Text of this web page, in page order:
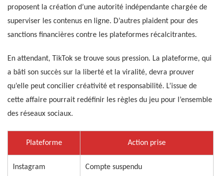
proposent la création d’une autorité indépendante chargée de
superviser les contenus en ligne. D’autres plaident pour des
sanctions financières contre les plateformes récalcitrantes.
En attendant, TikTok se trouve sous pression. La plateforme, qui
a bâti son succès sur la liberté et la viralité, devra prouver
qu’elle peut concilier créativité et responsabilité. L’issue de
cette affaire pourrait redéfinir les règles du jeu pour l’ensemble
des réseaux sociaux.
Plateforme Action prise
Instagram Compte suspendu